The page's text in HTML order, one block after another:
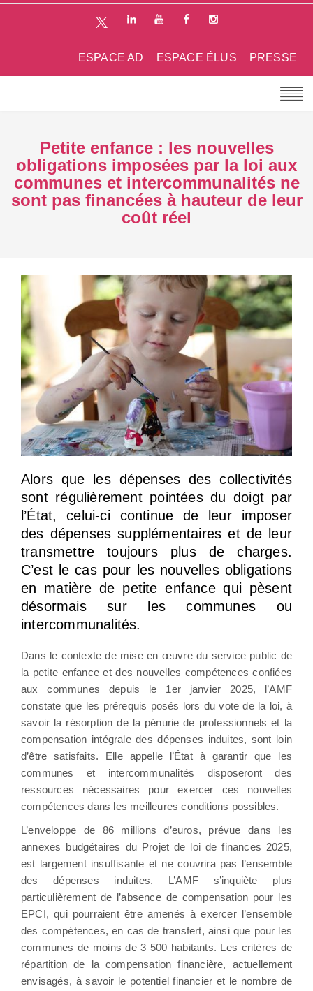
PRESSE
ESPACE ÉLUS
ESPACE AD
Petite enfance : les nouvelles
obligations imposées par la loi aux
communes et intercommunalités ne
sont pas financées à hauteur de leur
coût réel
Alors que les dépenses des collectivités
sont régulièrement pointées du doigt par
l’État, celui-ci continue de leur imposer
des dépenses supplémentaires et de leur
transmettre toujours plus de charges.
C’est le cas pour les nouvelles obligations
en matière de petite enfance qui pèsent
désormais sur les communes ou
intercommunalités.
Dans le contexte de mise en œuvre du service public de
la petite enfance et des nouvelles compétences confiées
aux communes depuis le 1er janvier 2025, l’AMF
constate que les prérequis posés lors du vote de la loi, à
savoir la résorption de la pénurie de professionnels et la
compensation intégrale des dépenses induites, sont loin
d’être satisfaits. Elle appelle l’État à garantir que les
communes et intercommunalités disposeront des
ressources nécessaires pour exercer ces nouvelles
compétences dans les meilleures conditions possibles.
L’enveloppe de 86 millions d’euros, prévue dans les
annexes budgétaires du Projet de loi de finances 2025,
est largement insuffisante et ne couvrira pas l’ensemble
des dépenses induites. L’AMF s’inquiète plus
particulièrement de l’absence de compensation pour les
EPCI, qui pourraient être amenés à exercer l’ensemble
des compétences, en cas de transfert, ainsi que pour les
communes de moins de 3 500 habitants. Les critères de
répartition de la compensation financière, actuellement
envisagés, à savoir le potentiel financier et le nombre de